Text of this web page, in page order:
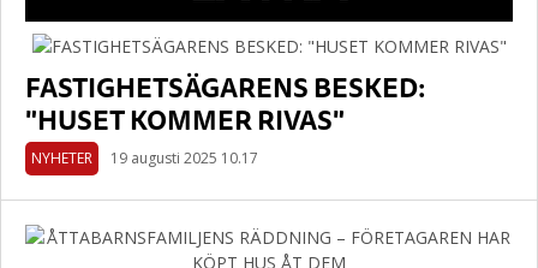
FASTIGHETSÄGARENS BESKED:
"HUSET KOMMER RIVAS"
NYHETER 19 augusti 2025 10.17